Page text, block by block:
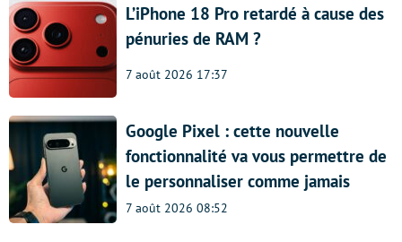
L’iPhone 18 Pro retardé à cause des
pénuries de RAM ?
7 août 2026 17:37
Google Pixel : cette nouvelle
fonctionnalité va vous permettre de
le personnaliser comme jamais
7 août 2026 08:52